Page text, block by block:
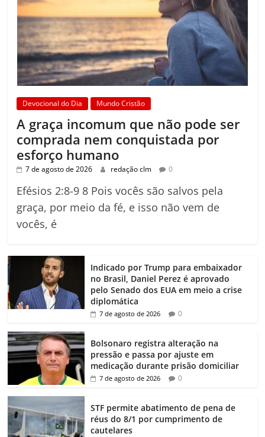
Devocional do Dia Mundo Cristão
A graça incomum que não pode ser
comprada nem conquistada por
esforço humano
7 de agosto de 2026 redação clm 0
Efésios 2:8-9 8 Pois vocês são salvos pela
graça, por meio da fé, e isso não vem de
vocês, é
Indicado por Trump para embaixador
no Brasil, Daniel Perez é aprovado
pelo Senado dos EUA em meio a crise
diplomática
7 de agosto de 2026 0
Bolsonaro registra alteração na
pressão e passa por ajuste em
medicação durante prisão domiciliar
7 de agosto de 2026 0
STF permite abatimento de pena de
réus do 8/1 por cumprimento de
cautelares